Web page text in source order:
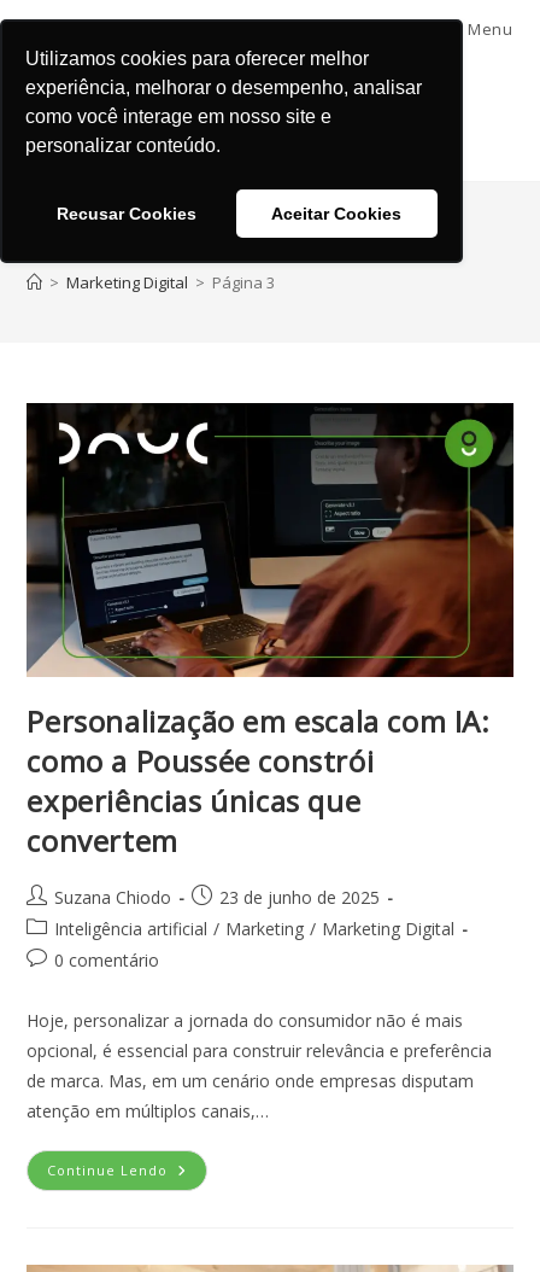
Utilizamos cookies para oferecer melhor
experiência, melhorar o desempenho, analisar
como você interage em nosso site e
personalizar conteúdo.
Recusar Cookies Aceitar Cookies
Menu
Marketing Digital
> Marketing Digital > Página 3
Personalização em escala com IA:
como a Poussée constrói
experiências únicas que
convertem
Suzana Chiodo
23 de junho de 2025
Inteligência artificial / Marketing / Marketing Digital
0 comentário
Hoje, personalizar a jornada do consumidor não é mais
opcional, é essencial para construir relevância e preferência
de marca. Mas, em um cenário onde empresas disputam
atenção em múltiplos canais,…
Continue Lendo